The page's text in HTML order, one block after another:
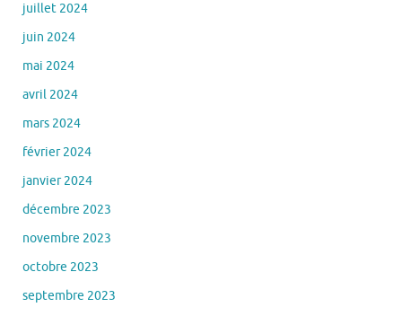
juillet 2024
juin 2024
mai 2024
avril 2024
mars 2024
février 2024
janvier 2024
décembre 2023
novembre 2023
octobre 2023
septembre 2023